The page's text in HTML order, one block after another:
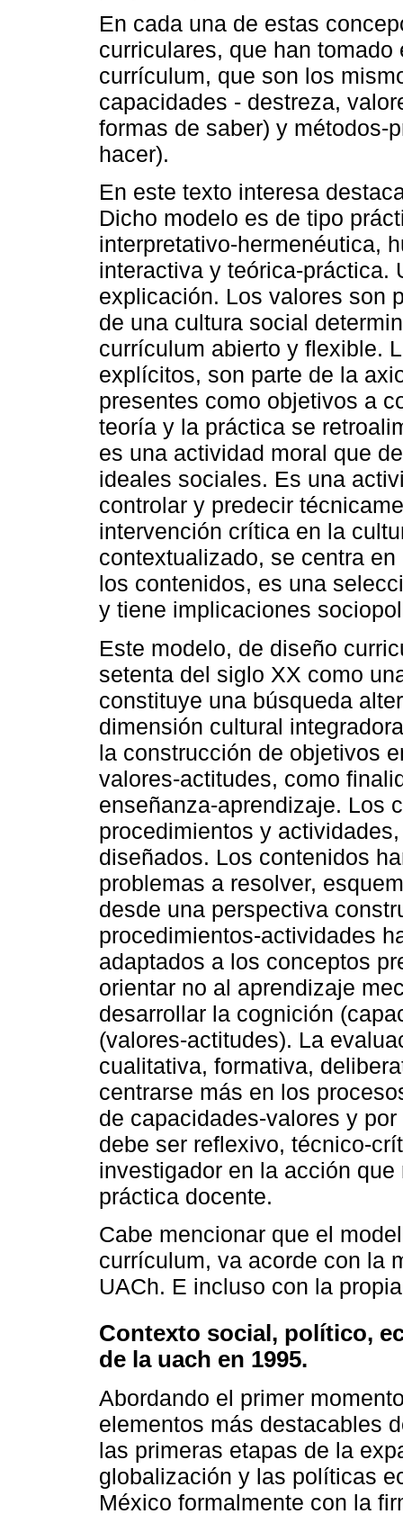
En cada una de estas
curriculares, que han
currículum, que son los
capacidades - destreza,
formas de saber) y métodos-
hacer).
En este texto interesa
Dicho modelo es de tipo
interpretativo-hermenéutica,
interactiva y teórica-práctica.
explicación. Los valores son
de una cultura social
currículum abierto y flexible.
explícitos, son parte de la
presentes como objetivos a
teoría y la práctica se
es una actividad moral que
ideales sociales. Es una
controlar y predecir
intervención crítica en la
contextualizado, se centra
los contenidos, es una
y tiene implicaciones
Este modelo, de diseño
setenta del siglo XX como
constituye una búsqueda
dimensión cultural
la construcción de objetivos
valores-actitudes, como
enseñanza-aprendizaje. Los
procedimientos y
diseñados. Los contenidos
problemas a resolver,
desde una perspectiva
procedimientos-actividades
adaptados a los conceptos
orientar no al aprendizaje
desarrollar la cognición
(valores-actitudes). La
cualitativa, formativa,
centrarse más en los
de capacidades-valores y
debe ser reflexivo, técnico-
investigador en la acción
práctica docente.
Cabe mencionar que el
currículum, va acorde con la
UACh. E incluso con la
Contexto social, político,
de la uach en 1995.
Abordando el primer
elementos más destacables
las primeras etapas de la
globalización y las políticas
México formalmente con la